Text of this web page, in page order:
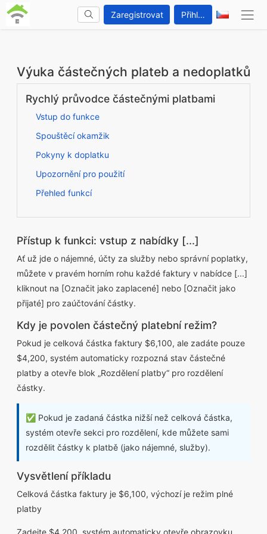
Zaregistrovat Přihlášení
Výuka částečných plateb a nedoplatků
Rychlý průvodce částečnými platbami
Vstup do funkce
Spouštěcí okamžik
Pokyny k doplatku
Upozornění pro použití
Přehled funkcí
Přístup k funkci: vstup z nabídky [...]
Ať už jde o nájemné, účty za služby nebo správní poplatky,
můžete v pravém horním rohu každé faktury v nabídce [...]
kliknout na [Označit jako zaplacené] nebo [Označit jako
přijaté] pro zaúčtování částky.
Kdy je povolen částečný platební režim?
Pokud je celková částka faktury $6,100, ale zadáte pouze
$4,200, systém automaticky rozpozná stav částečné
platby a otevře blok „Rozdělení platby“ pro rozdělení
částky.
✅ Pokud je zadaná částka nižší než celková částka,
systém otevře sekci pro rozdělení, kde můžete sami
rozdělit částky k platbě (jako nájemné, služby).
Vysvětlení příkladu
Celková částka faktury je $6,100, výchozí je režim plné
platby